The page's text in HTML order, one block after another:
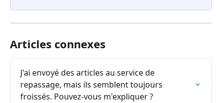
Articles connexes
J'ai envoyé des articles au service de
repassage, mais ils semblent toujours
froissés. Pouvez-vous m'expliquer ?